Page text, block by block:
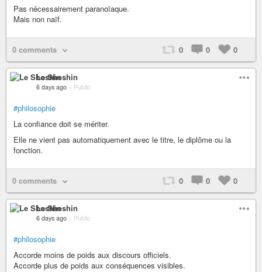
Pas nécessairement paranoïaque.
Mais non naïf.
0 comments 0 0 0
Le Shoshin
6 days ago – Public
#philosophie
La confiance doit se mériter.
Elle ne vient pas automatiquement avec le titre, le diplôme ou la
fonction.
0 comments 0 0 0
Le Shoshin
6 days ago – Public
#philosophie
Accorde moins de poids aux discours officiels.
Accorde plus de poids aux conséquences visibles.